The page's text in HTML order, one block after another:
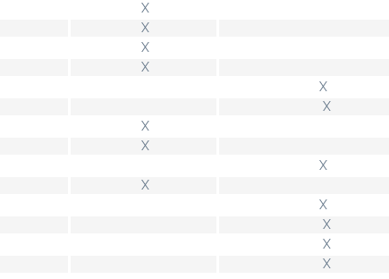
X
X
X
X
X
X
X
X
X
X
X
X
X
X